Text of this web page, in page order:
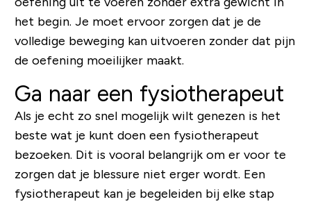
het begin. Je moet ervoor zorgen dat je de
volledige beweging kan uitvoeren zonder dat pijn
de oefening moeilijker maakt.
Ga naar een fysiotherapeut
Als je echt zo snel mogelijk wilt genezen is het
beste wat je kunt doen een fysiotherapeut
bezoeken. Dit is vooral belangrijk om er voor te
zorgen dat je blessure niet erger wordt. Een
fysiotherapeut kan je begeleiden bij elke stap